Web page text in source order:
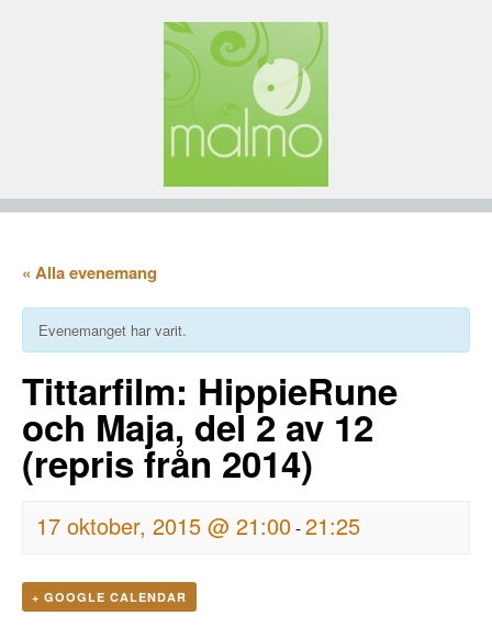
« Alla evenemang
Evenemanget har varit.
Tittarfilm: HippieRune
och Maja, del 2 av 12
(repris från 2014)
17 oktober, 2015 @ 21:00-21:25
+ GOOGLE CALENDAR